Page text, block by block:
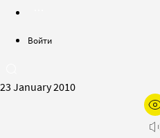
Войти
23 January 2010